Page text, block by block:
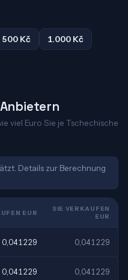
500 Kč
1.000 Kč
Anbietern
viel Euro Sie je Tschechische
Details zur Berechnung
EUR
SIE VERKAUFEN
EUR
0,041229 0,041229
0,041229 0,041229